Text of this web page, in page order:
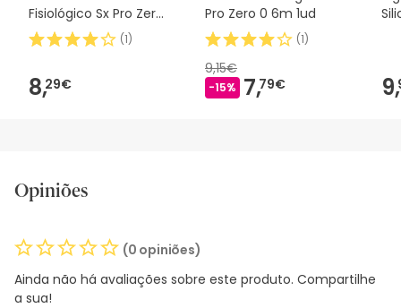
Fisiológico Sx Pro Zero
2m 1 peça
(1)
8,29€
Pro Zero 0 6m 1ud
(1)
9,15€
-15% 7,79€ 9,
Opiniões
(0 opiniões)
Ainda não há avaliações sobre este produto. Compartilhe
a sua!